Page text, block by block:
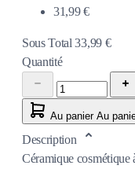
31,99 €
Sous Total33,99 €
Quantité
Au panier Au
Description
Céramique cosmétique